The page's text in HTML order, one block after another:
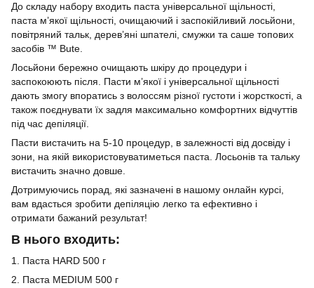
До складу набору входить паста універсальної щільності,
паста м’якої щільності, очищаючий і заспокійливий лосьйони,
повітряний тальк, дерев’яні шпателі, смужки та саше топових
засобів ™ Bute.
Лосьйони бережно очищають шкіру до процедури і
заспокоюють після. Пасти м’якої і універсальної щільності
дають змогу впоратись з волоссям різної густоти і жорсткості, а
також поєднувати їх задля максимально комфортних відчуттів
під час депіляції.
Пасти вистачить на 5-10 процедур, в залежності від досвіду і
зони, на якій використовуватиметься паста. Лосьонів та тальку
вистачить значно довше.
Дотримуючись порад, які зазначені в нашому онлайн курсі,
вам вдасться зробити депіляцію легко та ефективно і
отримати бажаний результат!
В нього входить:
1. Паста HARD 500 г
2. Паста MEDIUM 500 г